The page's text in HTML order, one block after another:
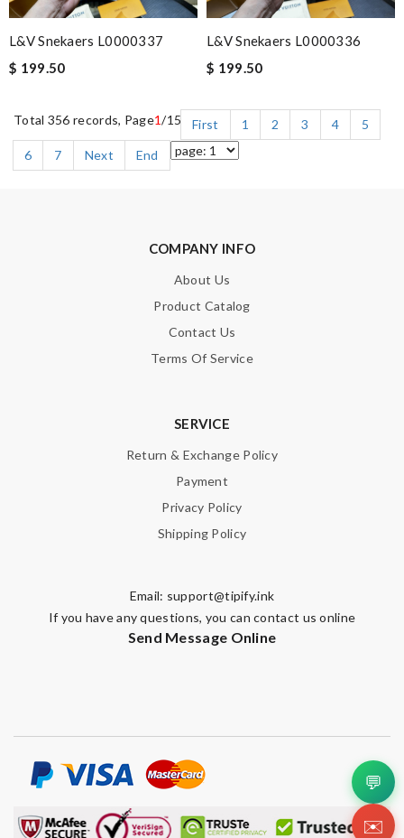
L&V Snekaers L0000337
$ 199.50
L&V Snekaers L0000336
$ 199.50
Total 356 records, Page1/15 First 1 2 3 4
5
6
7 Next End
COMPANY INFO
About Us
Product Catalog
Contact Us
Terms Of Service
SERVICE
Return & Exchange Policy
Payment
Privacy Policy
Shipping Policy
Email: support@tipify.ink
If you have any questions, you can contact us online
Send Message Online
💬
✉️